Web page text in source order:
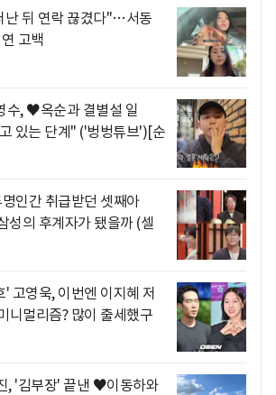
난 뒤 연락 끊겼다"…서동
고백
수, ♥옥순과 결별설 일
있는 단계" ('벙벙튜브')[순
인간 취급받던 셋째아
성의 후계자가 됐을까 (셀
' 고영욱, 이번엔 이지혜 저
니멀리즘? 많이 출세했구
, '김부장' 끝낸 ♥이동하와